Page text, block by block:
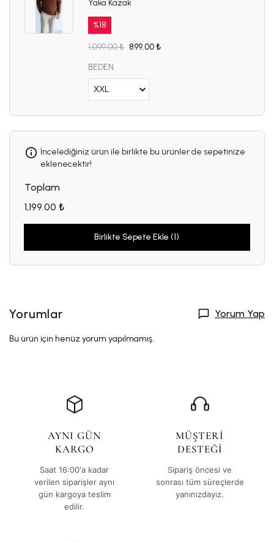
Yaka Kazak
%18
1,099.00 ₺ 899.00 ₺
BEDEN
İncelediğiniz ürün ile birlikte bu ürünler de sepetinize
eklenecektir!
Toplam
1,199.00 ₺
Birlikte Sepete Ekle (1)
Yorumlar Yorum Yap
Bu ürün için henüz yorum yapılmamış.
AYNI GÜN
KARGO
Saat 16:00'a kadar
verilen siparişler aynı
gün kargoya teslim
edilir.
MÜŞTERİ
DESTEĞİ
Sipariş öncesi ve
sonrası tüm süreçlerde
yanınızdayız.